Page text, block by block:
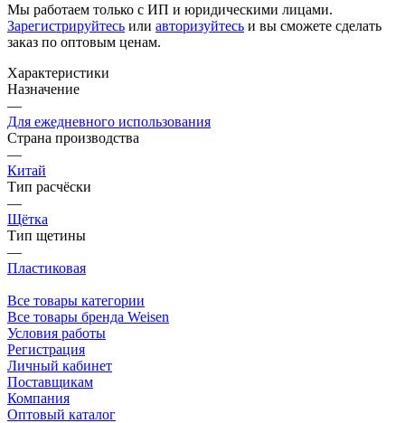
Мы работаем только с ИП и юридическими лицами.
Зарегистрируйтесь или авторизуйтесь и вы сможете сделать
заказ по оптовым ценам.
Характеристики
Назначение
—
Для ежедневного использования
Страна производства
—
Китай
Тип расчёски
—
Щётка
Тип щетины
—
Пластиковая
Все товары категории
Все товары бренда Weisen
Условия работы
Регистрация
Личный кабинет
Поставщикам
Компания
Оптовый каталог